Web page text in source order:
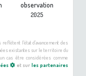
observation
2025
l'état d'avancement des
existantes sur le territoire du
cas être considérées comme
et surles partenaires